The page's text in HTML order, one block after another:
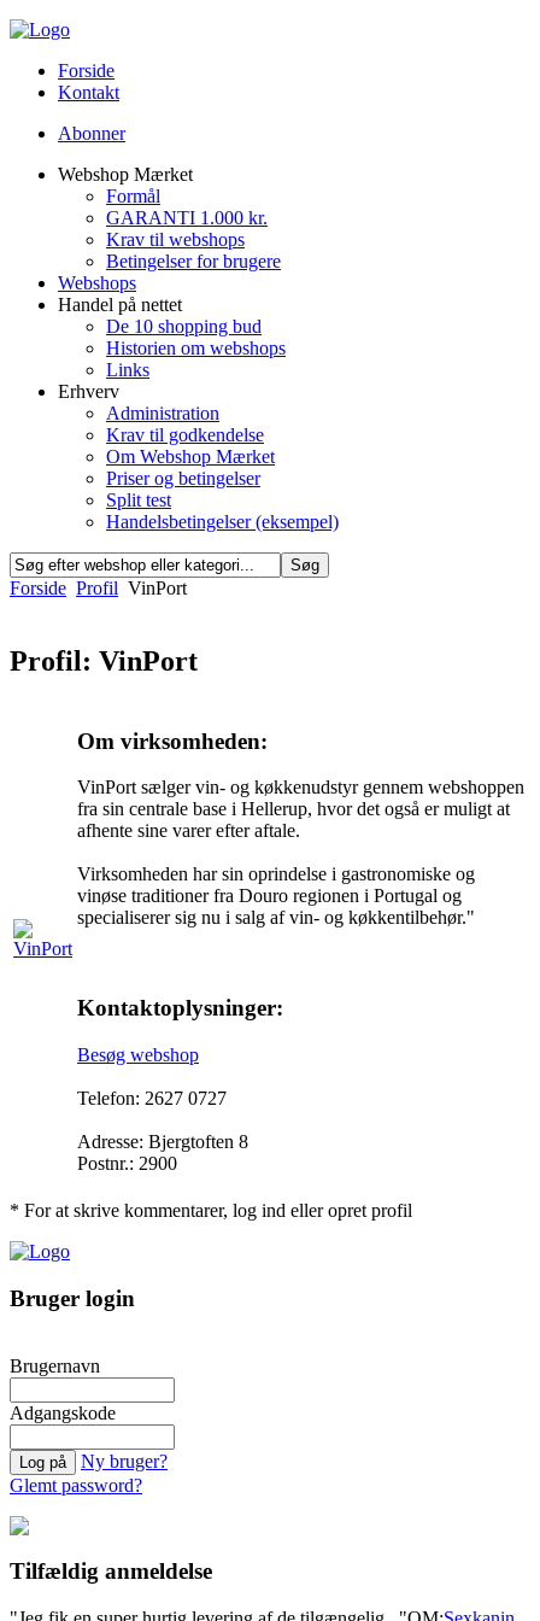
Forside
Kontakt
Abonner
Webshop Mærket
Formål
GARANTI 1.000 kr.
Krav til webshops
Betingelser for brugere
Webshops
Handel på nettet
De 10 shopping bud
Historien om webshops
Links
Erhverv
Administration
Krav til godkendelse
Om Webshop Mærket
Priser og betingelser
Split test
Handelsbetingelser (eksempel)
Forside Profil VinPort
Profil: VinPort
Om virksomheden:
VinPort sælger vin- og køkkenudstyr gennem webshoppen
fra sin centrale base i Hellerup, hvor det også er muligt at
afhente sine varer efter aftale.
Virksomheden har sin oprindelse i gastronomiske og
vinøse traditioner fra Douro regionen i Portugal og
specialiserer sig nu i salg af vin- og køkkentilbehør."
Kontaktoplysninger:
Besøg webshop
Telefon: 2627 0727
Adresse: Bjergtoften 8
Postnr.: 2900
* For at skrive kommentarer, log ind eller opret profil
Bruger login
Brugernavn
Adgangskode
Ny bruger?
Glemt password?
Tilfældig anmeldelse